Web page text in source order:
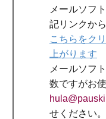
メールソフ
記リンクか
こちらをク
上がります
メールソフ
数ですがお
せください。